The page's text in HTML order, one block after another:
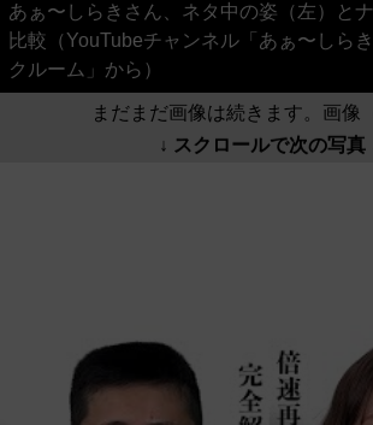
あぁ〜しらきさん、ネタ中の姿（左）と
比較（YouTubeチャンネル「あぁ〜しら
クルーム」から）
まだまだ画像は続きます。画像
↓ スクロールで次の写真